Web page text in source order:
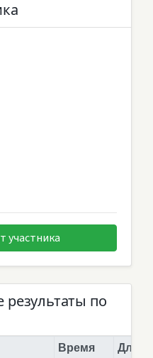
участника
по
Время
Длина